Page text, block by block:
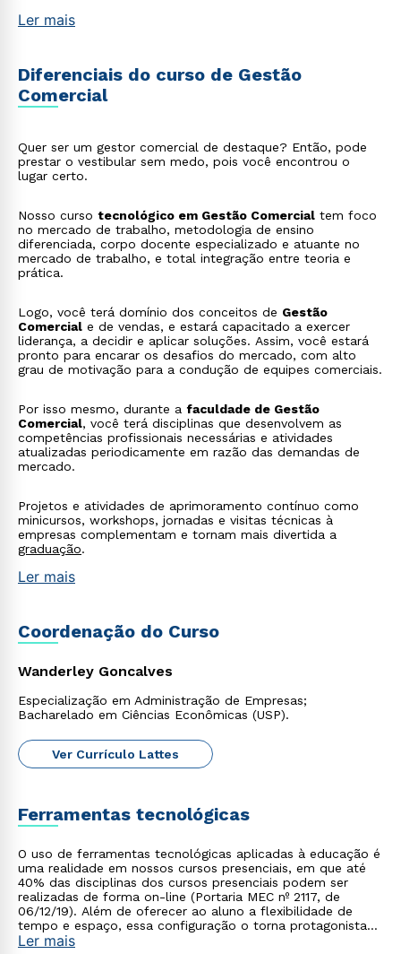
Ler mais
Diferenciais do curso de Gestão
Comercial
Quer ser um gestor comercial de destaque? Então, pode
prestar o vestibular sem medo, pois você encontrou o
lugar certo.
Nosso curso tecnológico em Gestão Comercial tem foco
no mercado de trabalho, metodologia de ensino
diferenciada, corpo docente especializado e atuante no
mercado de trabalho, e total integração entre teoria e
prática.
Logo, você terá domínio dos conceitos de Gestão
Comercial e de vendas, e estará capacitado a exercer
liderança, a decidir e aplicar soluções. Assim, você estará
pronto para encarar os desafios do mercado, com alto
grau de motivação para a condução de equipes comerciais.
Por isso mesmo, durante a faculdade de Gestão
Comercial, você terá disciplinas que desenvolvem as
competências profissionais necessárias e atividades
atualizadas periodicamente em razão das demandas de
mercado.
Projetos e atividades de aprimoramento contínuo como
minicursos, workshops, jornadas e visitas técnicas à
empresas complementam e tornam mais divertida a
graduação.
Ler mais
Coordenação do Curso
Wanderley Goncalves
Especialização em Administração de Empresas;
Bacharelado em Ciências Econômicas (USP).
Ver Currículo Lattes
Ferramentas tecnológicas
O uso de ferramentas tecnológicas aplicadas à educação é
uma realidade em nossos cursos presenciais, em que até
40% das disciplinas dos cursos presenciais podem ser
realizadas de forma on-line (Portaria MEC nº 2117, de
06/12/19). Além de oferecer ao aluno a flexibilidade de
tempo e espaço, essa configuração o torna protagonista
no processo de construção do seu conhecimento.
Ler mais